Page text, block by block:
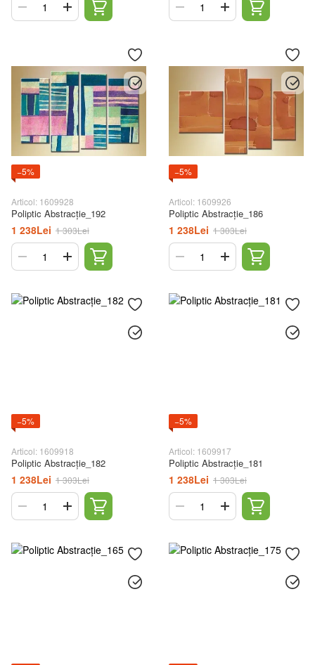
−5%
Articol: 1609928
Poliptic Abstracție_192
1 238Lei 1 303Lei
−5%
Articol: 1609926
Poliptic Abstracție_186
1 238Lei 1 303Lei
−5%
Articol: 1609918
Poliptic Abstracție_182
1 238Lei 1 303Lei
−5%
Articol: 1609917
Poliptic Abstracție_181
1 238Lei 1 303Lei